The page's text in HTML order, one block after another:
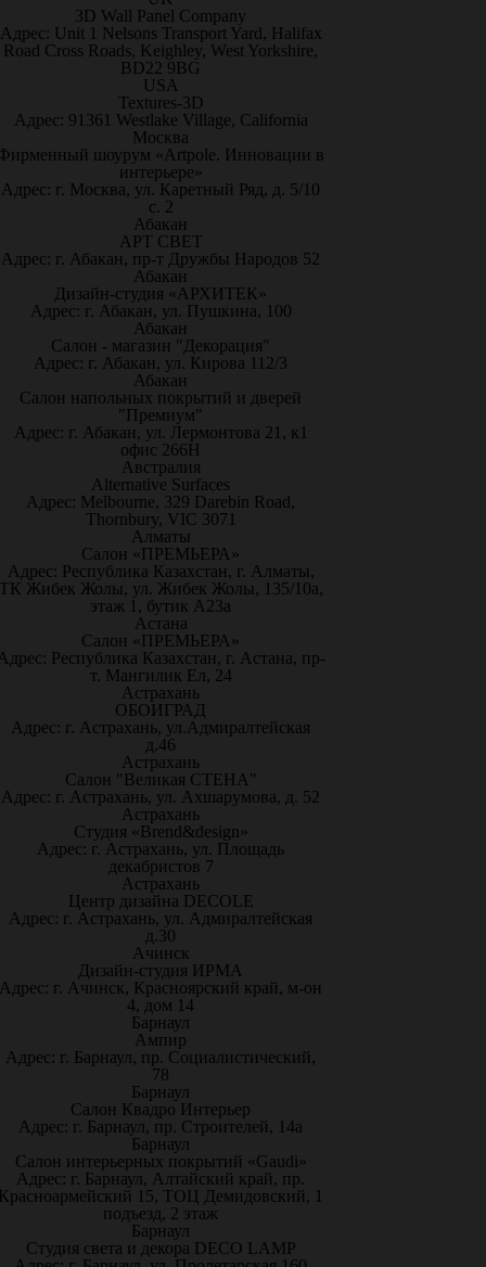
3D Wall Panel Company
Адрес: Unit 1 Nelsons Transport Yard, Halifax
Road Cross Roads, Keighley, West Yorkshire,
BD22 9BG
USA
Textures-3D
Адрес: 91361 Westlake Village, California
Москва
шоурум «Artpole. Инновации в
интерьере»
Адрес: г. Москва, ул. Каретный Ряд, д. 5/10
с. 2
Абакан
АРТ СВЕТ
Адрес: г. Абакан, пр-т Дружбы Народов 52
Абакан
Дизайн-студия «АРХИТЕК»
Адрес: г. Абакан, ул. Пушкина, 100
Абакан
Салон - магазин "Декорация"
Адрес: г. Абакан, ул. Кирова 112/3
Абакан
Салон напольных покрытий и дверей
"Премиум"
Адрес: г. Абакан, ул. Лермонтова 21, к1
офис 266Н
Австралия
Alternative Surfaces
Адрес: Melbourne, 329 Darebin Road,
Thornbury, VIC 3071
Алматы
Салон «ПРЕМЬЕРА»
Адрес: Республика Казахстан, г. Алматы,
Жибек Жолы, ул. Жибек Жолы, 135/10а,
этаж 1, бутик А23а
Астана
Салон «ПРЕМЬЕРА»
Республика Казахстан, г. Астана, пр-
т. Мангилик Ел, 24
Астрахань
ОБОИГРАД
Адрес: г. Астрахань, ул.Адмиралтейская
д.46
Астрахань
Салон "Великая СТЕНА"
Адрес: г. Астрахань, ул. Ахшарумова, д. 52
Астрахань
Студия «Brend&design»
Адрес: г. Астрахань, ул. Площадь
декабристов 7
Астрахань
Центр дизайна DECOLE
Адрес: г. Астрахань, ул. Адмиралтейская
д.30
Ачинск
Дизайн-студия ИРМА
Адрес: г. Ачинск, Красноярский край, м-он
4, дом 14
Барнаул
Ампир
Адрес: г. Барнаул, пр. Социалистический,
78
Барнаул
Салон Квадро Интерьер
Адрес: г. Барнаул, пр. Строителей, 14а
Барнаул
Салон интерьерных покрытий «Gaudi»
Адрес: г. Барнаул, Алтайский край, пр.
15, ТОЦ Демидовский, 1
подъезд, 2 этаж
Барнаул
Студия света и декора DECO LAMP